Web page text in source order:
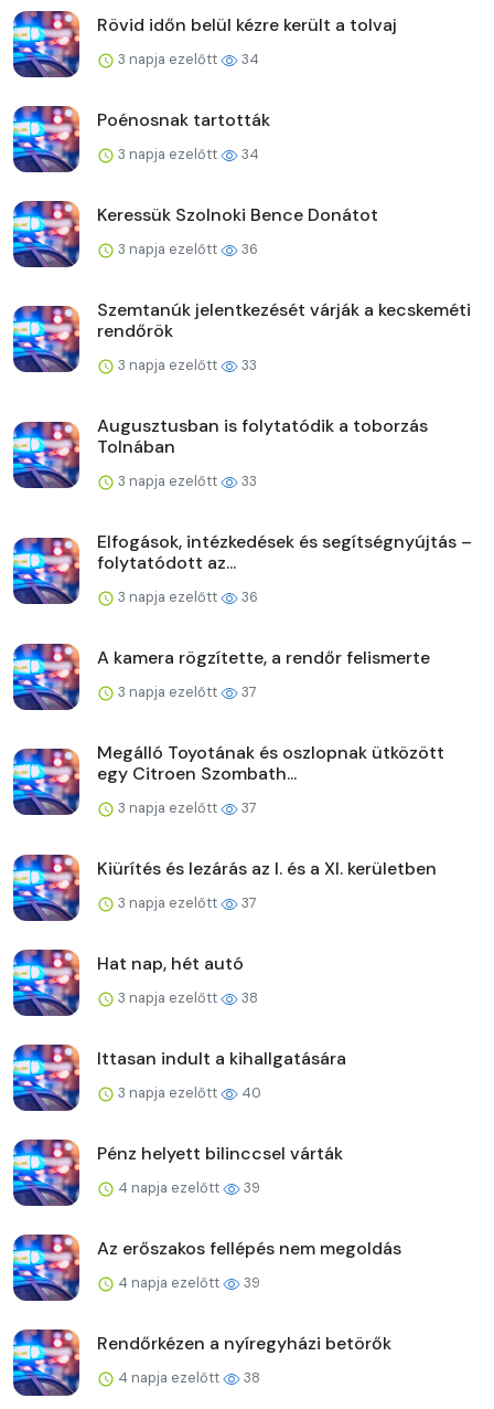
Rövid időn belül kézre került a tolvaj
3 napja ezelőtt 34
Poénosnak tartották
3 napja ezelőtt 34
Keressük Szolnoki Bence Donátot
3 napja ezelőtt 36
Szemtanúk jelentkezését várják a kecskeméti
rendőrök
3 napja ezelőtt 33
Augusztusban is folytatódik a toborzás
Tolnában
3 napja ezelőtt 33
Elfogások, intézkedések és segítségnyújtás –
folytatódott az...
3 napja ezelőtt 36
A kamera rögzítette, a rendőr felismerte
3 napja ezelőtt 37
Megálló Toyotának és oszlopnak ütközött
egy Citroen Szombath...
3 napja ezelőtt 37
Kiürítés és lezárás az I. és a XI. kerületben
3 napja ezelőtt 37
Hat nap, hét autó
3 napja ezelőtt 38
Ittasan indult a kihallgatására
3 napja ezelőtt 40
Pénz helyett bilinccsel várták
4 napja ezelőtt 39
Az erőszakos fellépés nem megoldás
4 napja ezelőtt 39
Rendőrkézen a nyíregyházi betörők
4 napja ezelőtt 38